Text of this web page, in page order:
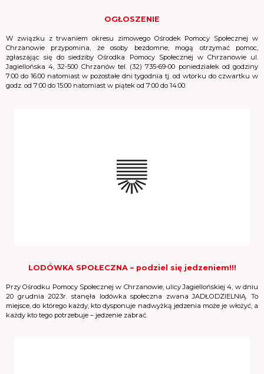
OGŁOSZENIE
W związku z trwaniem okresu zimowego Ośrodek Pomocy Społecznej w
Chrzanowie przypomina, że osoby bezdomne, mogą otrzymać pomoc,
zgłaszając się do siedziby Ośrodka Pomocy Społecznej w Chrzanowie ul.
Jagiellońska 4, 32-500 Chrzanów tel. (32) 735-69-00 poniedziałek od godziny
7:00 do 16:00 natomiast w pozostałe dni tygodnia tj. od wtorku do czwartku w
godz. od 7:00 do 15:00 natomiast w piątek od 7:00 do 14:00.
LODÓWKA SPOŁECZNA – podziel się jedzeniem!!!
Przy Ośrodku Pomocy Społecznej w Chrzanowie, ulicy Jagiellońskiej 4, w dniu
20 grudnia 2023r. stanęła lodówka społeczna zwana JADŁODZIELNIĄ. To
miejsce, do którego każdy, kto dysponuje nadwyżką jedzenia może je włożyć, a
każdy kto tego potrzebuje – jedzenie zabrać.